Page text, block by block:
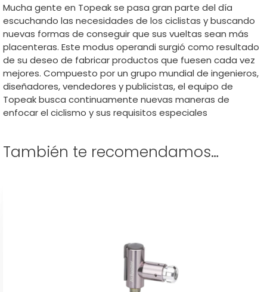
Mucha gente en Topeak se pasa gran parte del día
escuchando las necesidades de los ciclistas y buscando
nuevas formas de conseguir que sus vueltas sean más
placenteras. Este modus operandi surgió como resultado
de su deseo de fabricar productos que fuesen cada vez
mejores. Compuesto por un grupo mundial de ingenieros,
diseñadores, vendedores y publicistas, el equipo de
Topeak busca continuamente nuevas maneras de
enfocar el ciclismo y sus requisitos especiales
También te recomendamos…